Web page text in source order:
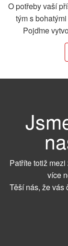
O potřeby vaší
tým s
Pojďme
Patříte totiž
více
Těší nás, že vás